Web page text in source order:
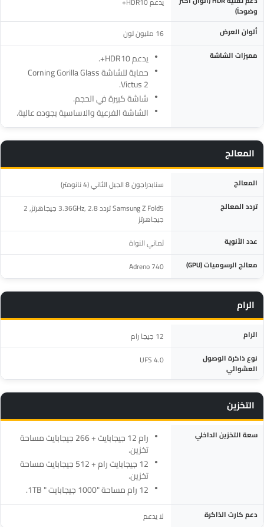
وضوحاً)
ألوان العرض 16 مليون لون
مميزات الشاشة
يدعم HDR10+.
حماية للشاشة Corning Gorilla Glass
Victus 2.
شاشة كبيرة في الحجم.
الشاشة الفرعية والاساسية بجوده عالية.
المعالج
المواصفة
المعالج سنابدراجون 8 الجيل الثاني (4 نانومتر)
تردد المعالج
Samsung Z Fold5 تردد 3.36GHz, 2.8 جيجاهرتز, 2
جيجاهرتز
عدد الأنوية ثماني النواة
معالج الرسوميات (GPU) Adreno 740
الرام
المواصفة
الرام 12 جيجا رام
نوع ذاكرة الوصول
العشوائي
UFS 4.0
التخزين
المواصفةالتفاصيل
سعة التخزين الداخلي رام 12 جيجابايت + 266 جيجابايت مساحة
تخزين.
12 جيجابايت رام + 512 جيجابايت مساحة
تخزين.
12 رام مساحة "1000 جيجابايت " 1TB.
دعم كارت الذاكرة لا يدعم